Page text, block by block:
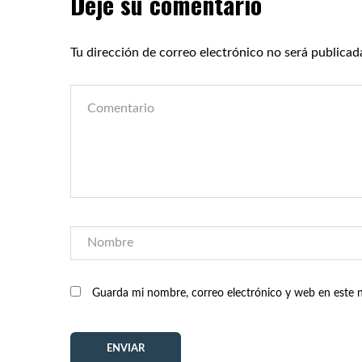
Tu dirección de correo electrónico no será
Guarda mi nombre, correo electrónico y web en este